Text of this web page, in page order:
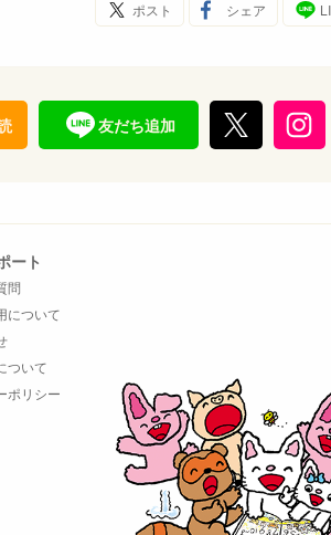
ポスト シェア
友だち追加
ート
問
について
ついて
ポリシー